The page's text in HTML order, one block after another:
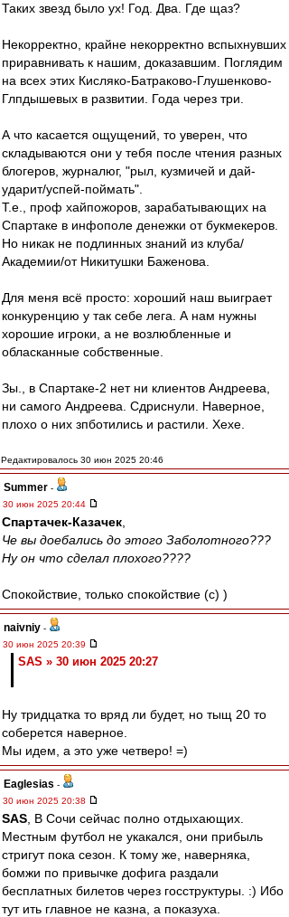
Таких звезд было ух! Год. Два. Где щаз?
Некорректно, крайне некорректно вспыхнувших
приравнивать к нашим, доказавшим. Поглядим
на всех этих Кисляко-Батраково-Глушенково-
Глпдышевых в развитии. Года через три.
А что касается ощущений, то уверен, что
складываются они у тебя после чтения разных
блогеров, журналюг, "рыл, кузмичей и дай-
ударит/успей-поймать".
Т.е., проф хайпожоров, зарабатывающих на
Спартаке в инфополе денежки от букмекеров.
Но никак не подлинных знаний из клуба/
Академии/от Никитушки Баженова.
Для меня всё просто: хороший наш выиграет
конкуренцию у так себе лега. А нам нужны
хорошие игроки, а не возлюбленные и
обласканные собственные.
Зы., в Спартаке-2 нет ни клиентов Андреева,
ни самого Андреева. Сдриснули. Наверное,
плохо о них зпботились и растили. Хехе.
Редактировалось 30 июн 2025 20:46
Summer -
30 июн 2025 20:44
Спартачек-Казачек
Че вы доебались до этого Заболотного???
Ну он что сделал плохого????
Спокойствие, только спокойствие (c) )
naivniy -
30 июн 2025 20:39
SAS » 30 июн 2025 20:27
Ну тридцатка то вряд ли будет, но тыщ 20 то
соберется наверное.
Мы идем, а это уже четверо! =)
Eaglesias -
30 июн 2025 20:38
SAS , В Сочи сейчас полно отдыхающих.
Местным футбол не укакался, они прибыль
стригут пока сезон. К тому же, наверняка,
бомжи по привычке дофига раздали
бесплатных билетов через госструктуры. :) Ибо
тут ить главное не казна, а показуха.